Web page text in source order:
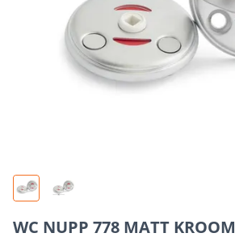
WC NUPP 778 MATT KROOM